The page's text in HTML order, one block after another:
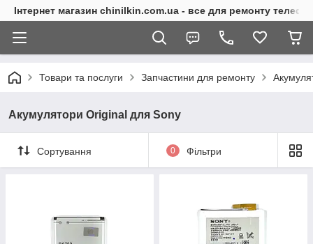
Інтернет магазин chinilkin.com.ua - все для ремонту
Товари та послуги Запчастини для ремонту
Акумулятори Original для Sony
Сортування 0 Фільтри